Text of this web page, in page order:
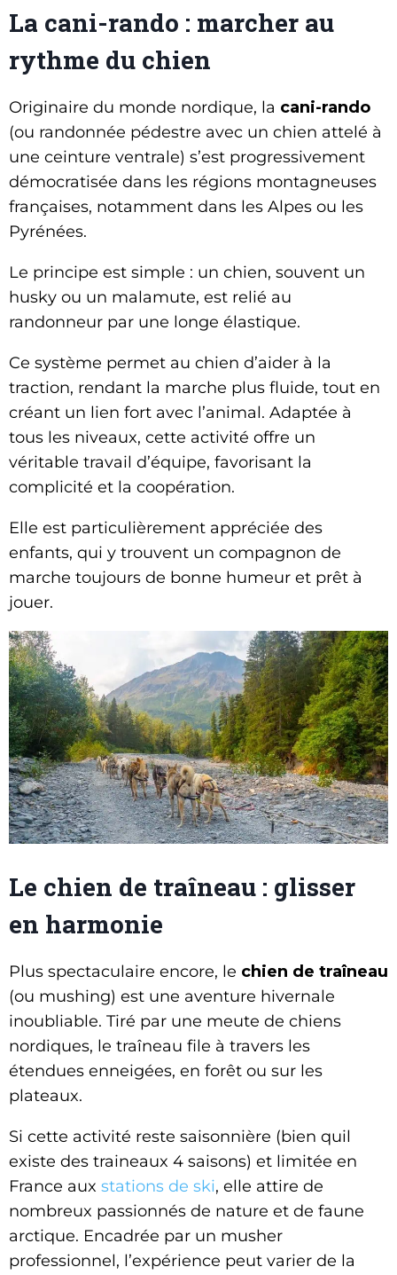
La cani-rando : marcher au
rythme du chien
Originaire du monde nordique, la cani-rando
(ou randonnée pédestre avec un chien attelé à
une ceinture ventrale) s’est progressivement
démocratisée dans les régions montagneuses
françaises, notamment dans les Alpes ou les
Pyrénées.
Le principe est simple : un chien, souvent un
husky ou un malamute, est relié au
randonneur par une longe élastique.
Ce système permet au chien d’aider à la
traction, rendant la marche plus fluide, tout en
créant un lien fort avec l’animal. Adaptée à
tous les niveaux, cette activité offre un
véritable travail d’équipe, favorisant la
complicité et la coopération.
Elle est particulièrement appréciée des
enfants, qui y trouvent un compagnon de
marche toujours de bonne humeur et prêt à
jouer.
Le chien de traîneau : glisser
en harmonie
Plus spectaculaire encore, le chien de traîneau
(ou mushing) est une aventure hivernale
inoubliable. Tiré par une meute de chiens
nordiques, le traîneau file à travers les
étendues enneigées, en forêt ou sur les
plateaux.
Si cette activité reste saisonnière (bien quil
existe des traineaux 4 saisons) et limitée en
France aux stations de ski, elle attire de
nombreux passionnés de nature et de faune
arctique. Encadrée par un musher
professionnel, l’expérience peut varier de la